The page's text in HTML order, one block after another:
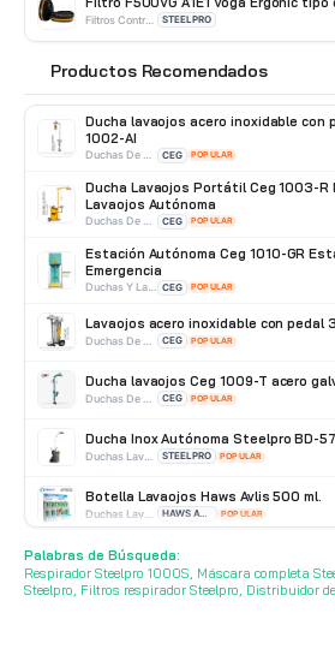
STEELPRO
Mascaras Antipolvos Moldex
Productos Recomendados
Ducha lavaojos acero inoxidable con
1002-AI
CEG POPULAR
Ducha Lavaojos Portátil Ceg 1003-R
Lavaojos Autónoma
CEG POPULAR
Estación Autónoma Ceg 1010-GR
Emergencia
CEG POPULAR
Lavaojos acero inoxidable con pedal
CEG POPULAR
Ducha lavaojos Ceg 1009-T acero
CEG POPULAR
Ducha Inox Autónoma Steelpro BD-
STEELPRO POPULAR
Botella Lavaojos Haws Avlis 500 ml.
HAWS AVLIS POPULAR
Lavaojos Portatil Haws Avlis LP-075
Duchas Lavaojos Portatiles HAWS AVLIS POPULAR
Palabras de Búsqueda:
Respirador Steelpro 1000S, Máscara completa
Steelpro, Filtros respirador Steelpro, Distribuidor